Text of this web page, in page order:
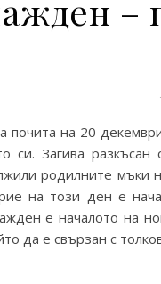
–
почита на 20
си. Загива
родилните мъки
на този ден е
е началото на
да е свързан с